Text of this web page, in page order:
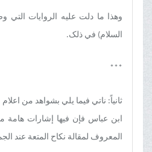
وهذا ما دلت علیه الروایات التي
السلام) في ذلک.
***
ثانیاً: ناتي فیما یلي بشواهد من
ابن عباس فإن فیها إشارات هامة
المعروف لمقالة نکاح المتعة عند